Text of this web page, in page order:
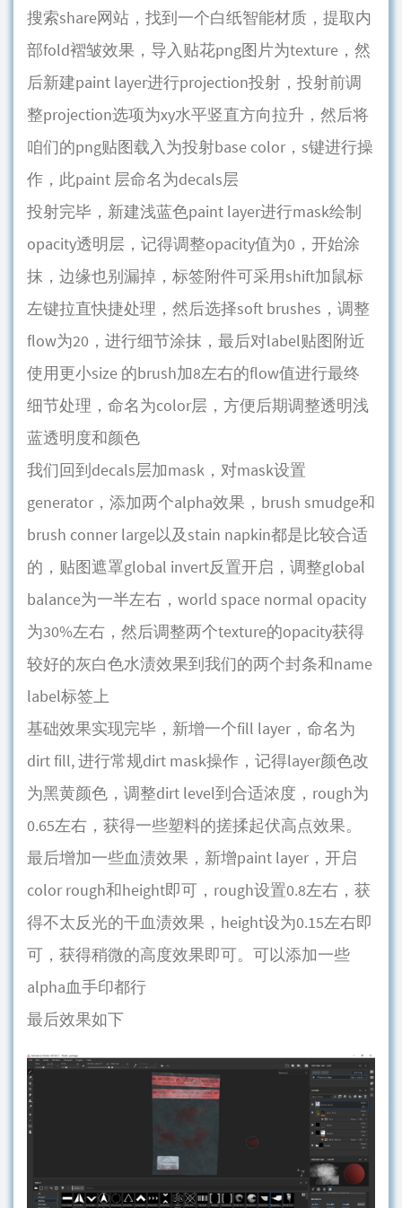
搜索share网站，找到一个白纸智能材质，提取内
部fold褶皱效果，导入贴花png图片为texture，然
后新建paint layer进行projection投射，投射前调
整projection选项为xy水平竖直方向拉升，然后将
咱们的png贴图载入为投射base color，s键进行操
作，此paint 层命名为decals层
投射完毕，新建浅蓝色paint layer进行mask绘制
opacity透明层，记得调整opacity值为0，开始涂
抹，边缘也别漏掉，标签附件可采用shift加鼠标
左键拉直快捷处理，然后选择soft brushes，调整
flow为20，进行细节涂抹，最后对label贴图附近
使用更小size 的brush加8左右的flow值进行最终
细节处理，命名为color层，方便后期调整透明浅
蓝透明度和颜色
我们回到decals层加mask，对mask设置
generator，添加两个alpha效果，brush smudge和
brush conner large以及stain napkin都是比较合适
的，贴图遮罩global invert反置开启，调整global
balance为一半左右，world space normal opacity
为30%左右，然后调整两个texture的opacity获得
较好的灰白色水渍效果到我们的两个封条和name
label标签上
基础效果实现完毕，新增一个fill layer，命名为
dirt fill, 进行常规dirt mask操作，记得layer颜色改
为黑黄颜色，调整dirt level到合适浓度，rough为
0.65左右，获得一些塑料的搓揉起伏高点效果。
最后增加一些血渍效果，新增paint layer，开启
color rough和height即可，rough设置0.8左右，获
得不太反光的干血渍效果，height设为0.15左右即
可，获得稍微的高度效果即可。可以添加一些
alpha血手印都行
最后效果如下